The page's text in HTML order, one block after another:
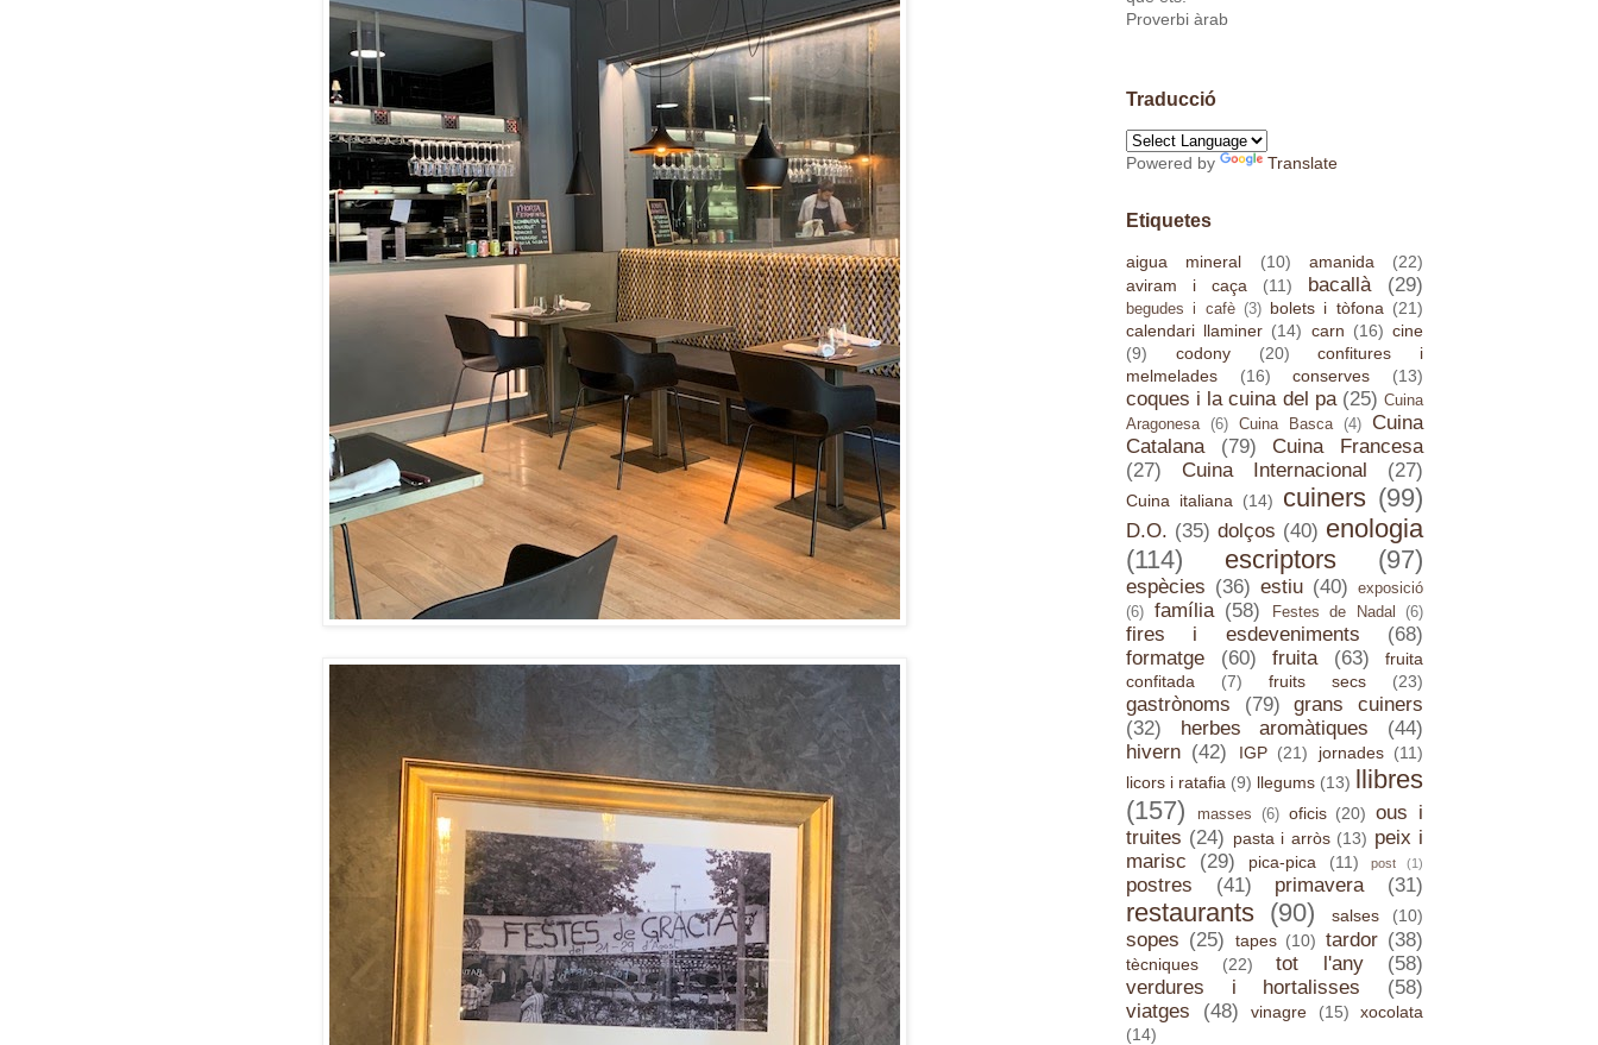
Proverbi àrab
Traducció
Powered by Translate
Etiquetes
aigua mineral (10) amanida
(22)
aviram i caça
(11) bacallà (29)
begudes i cafè (3) bolets i tòfona (21)
calendari llaminer (14) carn (16) cine
(9)
codony (20)
confitures i
melmelades
(16) conserves (13)
coques i la cuina del pa (25) Cuina
Aragonesa
(6) Cuina Basca (4)
Cuina
Catalana
(79)
Cuina Francesa
(27)
Cuina Internacional (27)
Cuina italiana (14) cuiners (99)
D.O. (35) dolços (40) enologia
(114)
escriptors (97)
espècies (36) estiu (40)
exposició
(6)
família (58) Festes de Nadal (6)
fires i esdeveniments
(68)
formatge
(60) fruita (63)
fruita
confitada
(7) fruits secs (23)
gastrònoms (79)
grans cuiners
(32)
herbes aromàtiques
(44)
hivern (42) IGP (21) jornades (11)
licors i ratafia (9) llegums (13) llibres
(157)
masses (6) oficis (20) ous i
truites (24) pasta i arròs (13) peix i
marisc
(29) pica-pica (11) post (1)
postres (41) primavera (31)
restaurants (90) salses (10)
sopes (25) tapes (10) tardor (38)
tècniques (22) tot l'any
(58)
verdures i hortalisses
(58)
viatges
(48) vinagre (15)
xocolata
(14)